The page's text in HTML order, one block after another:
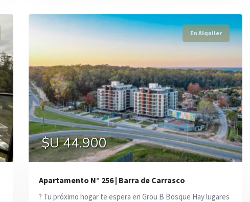
En Alquiler
$U 26.000
En Alquiler
$U 52.000
En Alquiler
$U 44.900
Apartamento N° 256 | Barra de Carrasco
? Tu próximo hogar te espera en Grou B Bosque Hay lugares